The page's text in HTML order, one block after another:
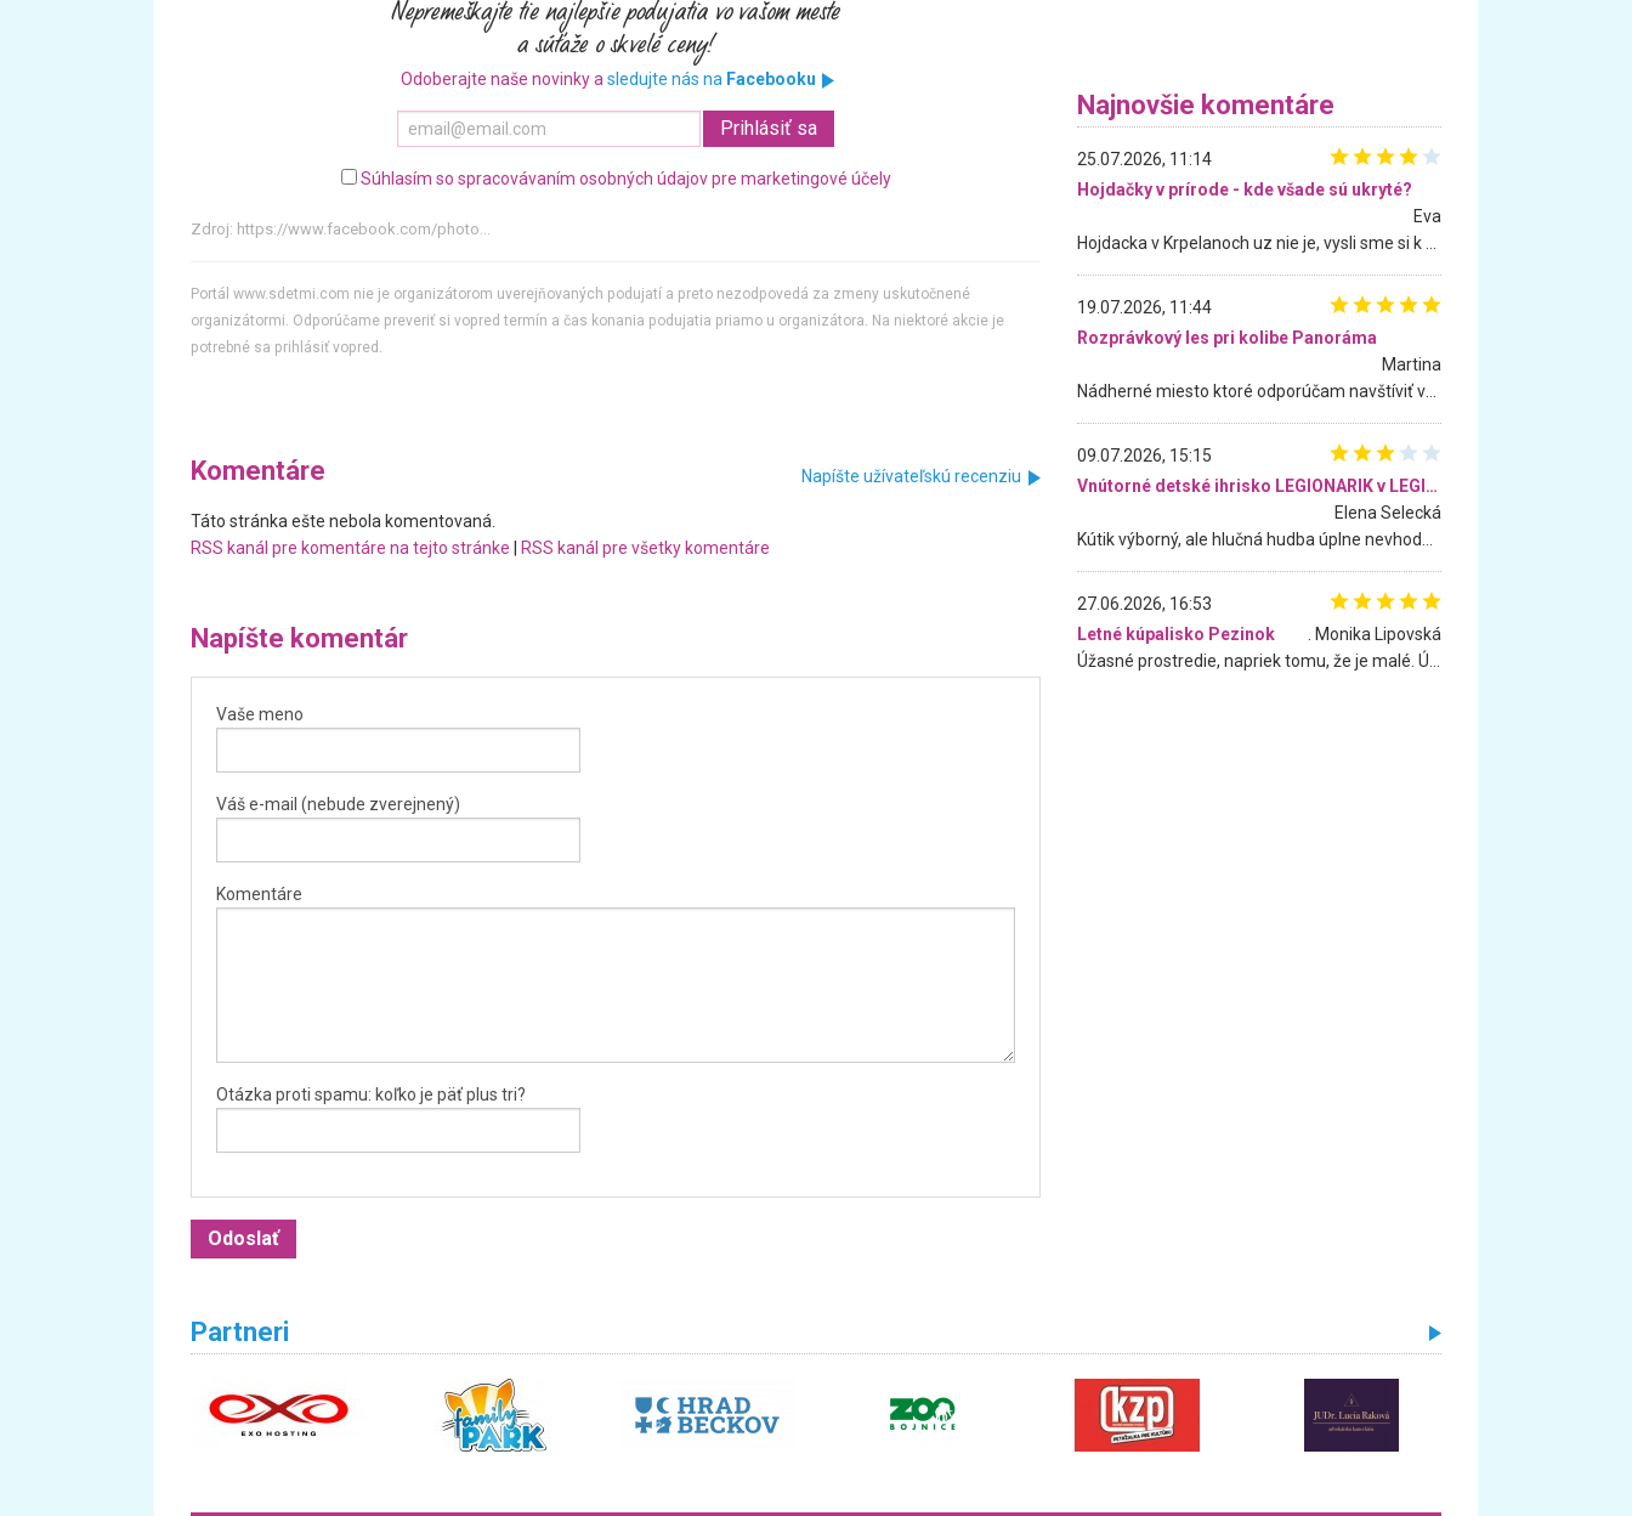
Odoberajte naše novinky a sledujte nás na Facebooku
Súhlasím so spracovávaním osobných údajov pre marketingové účely
Zdroj: https://www.facebook.com/photo...
Portál www.sdetmi.com nie je organizátorom uverejňovaných podujatí a preto nezodpovedá za zmeny uskutočnené
organizátormi. Odporúčame preveriť si vopred termín a čas konania podujatia priamo u organizátora. Na niektoré akcie je
potrebné sa prihlásiť vopred.
Komentáre Napíšte užívateľskú recenziu
Táto stránka ešte nebola komentovaná.
RSS kanál pre komentáre na tejto stránke
RSS kanál pre všetky komentáre
Napíšte komentár
Vaše meno
Váš e-mail (nebude zverejnený)
Komentáre
Otázka proti spamu: koľko je päť plus tri?
Najnovšie komentáre
25.07.2026, 11:14
Hojdačky v prírode - kde všade sú ukryté?
Eva
19.07.2026, 11:44
Rozprávkový les pri kolibe Panoráma
Martina
09.07.2026, 15:15
Vnútorné detské ihrisko LEGIONARIK v LEGIA Fitness
Elena Selecká
27.06.2026, 16:53
Letné kúpalisko Pezinok
. Monika Lipovská
Partneri